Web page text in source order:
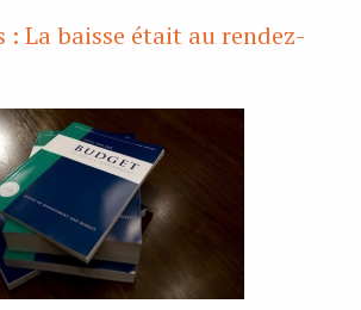
: La baisse était au rendez-